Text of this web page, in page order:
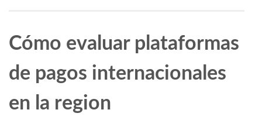
Cómo evaluar plataformas
de pagos internacionales
en la region